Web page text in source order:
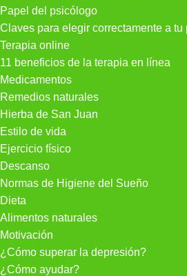
Papel del psicólogo
Claves para elegir correctamente a tu
Terapia online
11 beneficios de la terapia en línea
Medicamentos
Remedios naturales
Hierba de San Juan
Estilo de vida
Ejercicio físico
Descanso
Normas de Higiene del Sueño
Dieta
Alimentos naturales
Motivación
¿Cómo superar la depresión?
¿Cómo ayudar?